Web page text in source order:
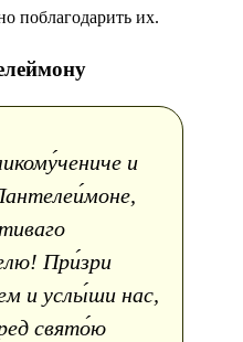
поблагодарить их.
и
При́зри
и услы́ши нас,
свято́ю